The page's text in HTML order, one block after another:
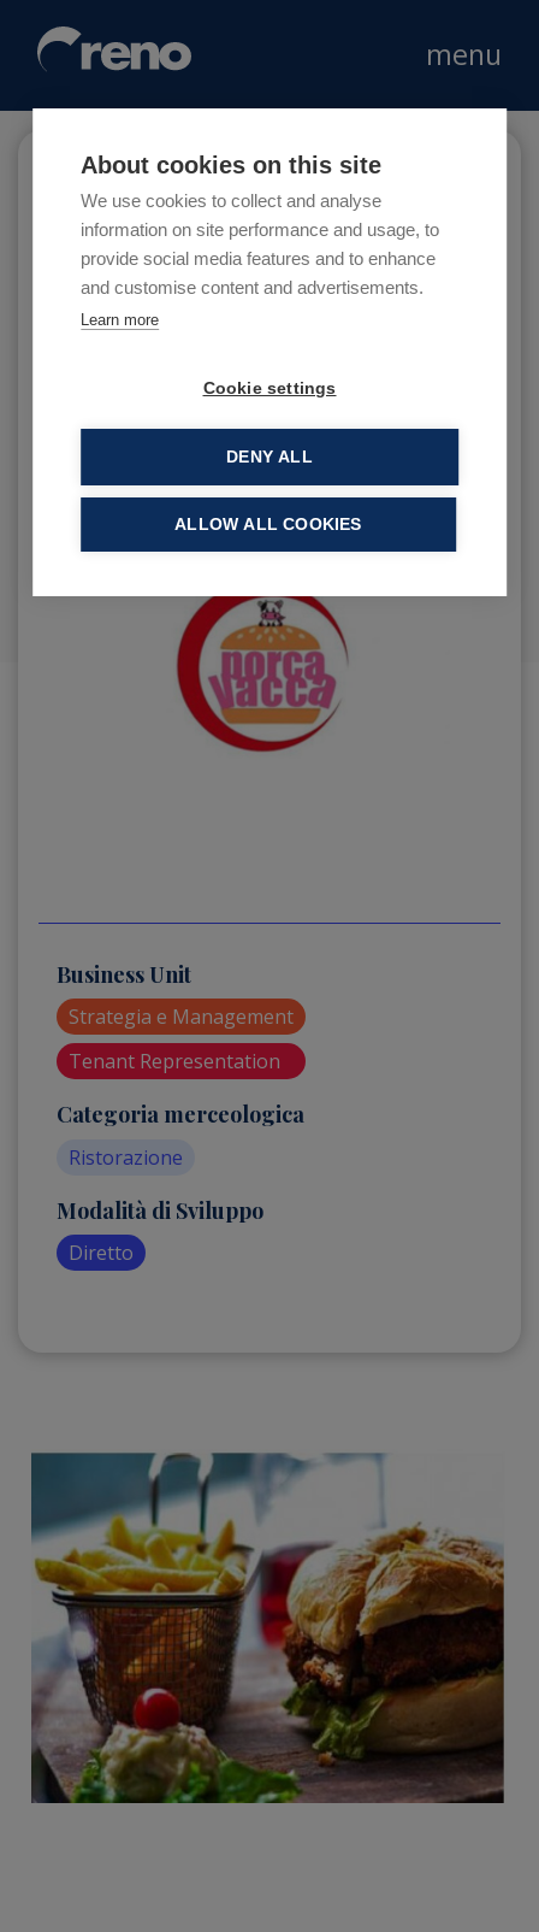
About cookies on this site
We use cookies to collect and analyse
information on site performance and usage, to
provide social media features and to enhance
and customise content and advertisements.
Learn more
Cookie settings
DENY ALL
ALLOW ALL COOKIES
menu
Porca Vacca
Porca Vacca è il ristorante che integra la
agevole in questo locale il cliente ordina dalla
cucina, ritira il piatto e sparecchia da solo.
Business Unit
Strategia e Management
Tenant Representation
Categoria merceologica
Ristorazione
Modalità di Sviluppo
Diretto